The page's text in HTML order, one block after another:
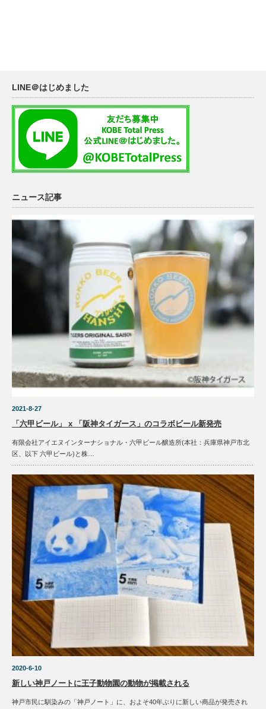
LINE＠はじめました
ニュース記事
2021-8-27
「六甲ビール」 x 「阪神タイガース」のコラボビール新発売
有限会社アイエヌインターナショナル・六甲ビール醸造所(本社：兵庫県神戸市北
区、以下 六甲ビール)と株…
2020-6-10
新しい神戸ノートに王子動物園の動物が掲載される
神戸市民に馴染みの「神戸ノート」に、およそ40年ぶりに新しい商品が発売され